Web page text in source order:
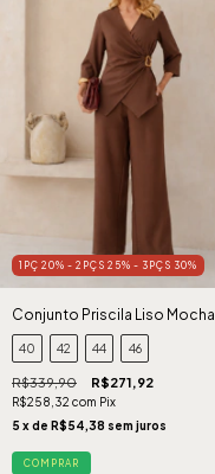
1PÇ 20% - 2PÇS 25% - 3PÇS 30%
Conjunto Priscila Liso Mocha
40 42 44 46
R$339,90 R$271,92
R$258,32 com Pix
5 x de R$54,38 sem juros
COMPRAR